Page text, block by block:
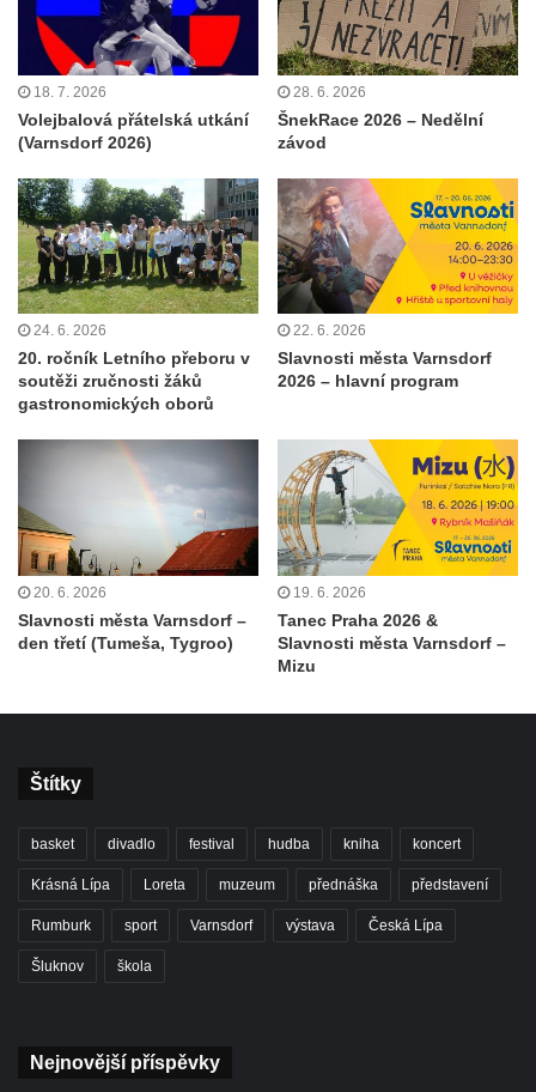
18. 7. 2026
Volejbalová přátelská utkání
(Varnsdorf 2026)
28. 6. 2026
ŠnekRace 2026 – Nedělní
závod
24. 6. 2026
20. ročník Letního přeboru v
soutěži zručnosti žáků
gastronomických oborů
22. 6. 2026
Slavnosti města Varnsdorf
2026 – hlavní program
20. 6. 2026
Slavnosti města Varnsdorf –
den třetí (Tumeša, Tygroo)
19. 6. 2026
Tanec Praha 2026 &
Slavnosti města Varnsdorf –
Mizu
Štítky
basket divadlo festival hudba kniha koncert
Krásná Lípa Loreta muzeum přednáška představení
Rumburk sport Varnsdorf výstava Česká Lípa
Šluknov škola
Nejnovější příspěvky